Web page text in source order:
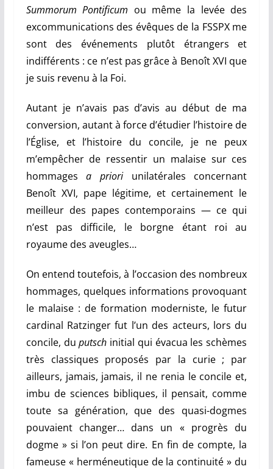
Summorum Pontificum ou même la levée des
excommunications des évêques de la FSSPX me
sont des événements plutôt étrangers et
indifférents : ce n’est pas grâce à Benoît XVI que
je suis revenu à la Foi.
Autant je n’avais pas d’avis au début de ma
conversion, autant à force d’étudier l’histoire de
l’Église, et l’histoire du concile, je ne peux
m’empêcher de ressentir un malaise sur ces
hommagesa priori unilatérales concernant
Benoît XVI, pape légitime, et certainement le
meilleur des papes contemporains — ce qui
n’est pas difficile, le borgne étant roi au
royaume des aveugles…
On entend toutefois, à l’occasion des nombreux
hommages, quelques informations provoquant
le malaise : de formation moderniste, le futur
cardinal Ratzinger fut l’un des acteurs, lors du
concile, duputsch initial qui évacua les schèmes
très classiques proposés par la curie ; par
ailleurs, jamais, jamais, il ne renia le concile et,
imbu de sciences bibliques, il pensait, comme
toute sa génération, que des quasi-dogmes
pouvaient changer… dans un « progrès du
dogme » si l’on peut dire. En fin de compte, la
fameuse « herméneutique de la continuité » du